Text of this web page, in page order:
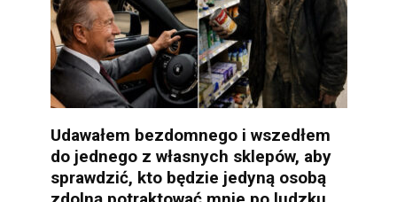
Udawałem bezdomnego i wszedłem
do jednego z własnych sklepów, aby
sprawdzić, kto będzie jedyną osobą